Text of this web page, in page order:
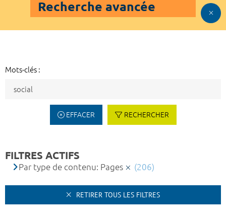
Recherche avancée
Mots-clés :
EFFACER RECHERCHER
FILTRES ACTIFS
Par type de contenu: Pages (206)
RETIRER TOUS LES FILTRES